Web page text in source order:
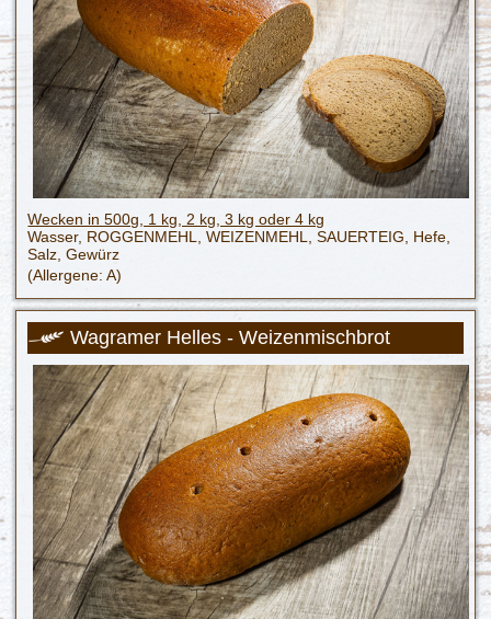
Wecken in 500g, 1 kg, 2 kg, 3 kg oder 4 kg
Wasser, ROGGENMEHL, WEIZENMEHL, SAUERTEIG, Hefe,
Salz, Gewürz
(Allergene: A)
Wagramer Helles - Weizenmischbrot